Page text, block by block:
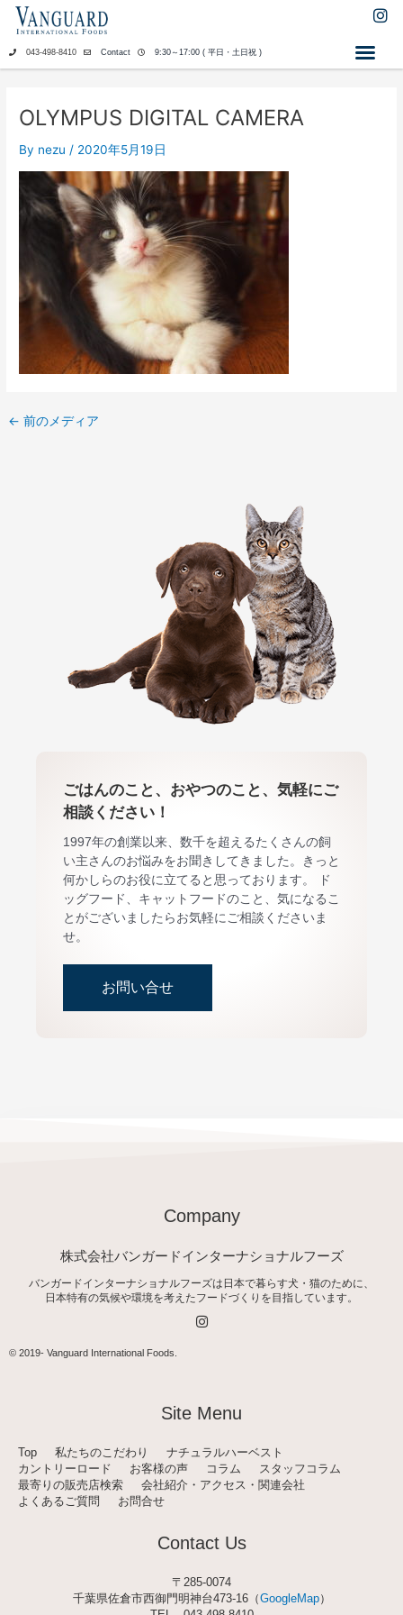
ス
I
043-498-8410 Contact 9:30～17:00 ( 平日・土日祝 )
OLYMPUS DIGITAL CAMERA
By nezu / 2020年5月19日
← 前のメディア
ごはんのこと、おやつのこと、気軽にご
相談ください！
1997年の創業以来、数千を超えるたくさんの飼
い主さんのお悩みをお聞きしてきました。きっと
何かしらのお役に立てると思っております。 ド
ッグフード、キャットフードのこと、気になるこ
とがございましたらお気軽にご相談くださいま
せ。
お問い合せ
Company
株式会社バンガードインターナショナルフーズ
バンガードインターナショナルフーズは日本で暮らす犬・猫のために、
日本特有の気候や環境を考えたフードづくりを目指しています。
I
n
a
m
© 2019- Vanguard International Foods
Site Menu
Top 私たちのこだわり
ナチュラルハーベスト
カントリーロード
お客様の声 コラム
スタッフコラム
最寄りの販売店検索
会社紹介・アクセス・関連会社
よくあるご質問
お問合せ
Contact Us
〒285-0074
千葉県佐倉市西御門明神台473-16（GoogleMap）